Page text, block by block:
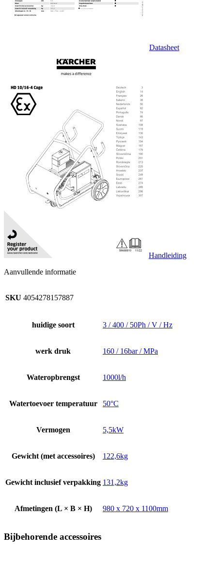
Datasheet
Handleiding
Aanvullende informatie
SKU 4054278157887
huidige soort 3 / 400 / 50Ph / V / Hz
werk druk 160 / 16bar / MPa
Wateropbrengst 1000l/h
Watertoevoer temperatuur 50°C
Vermogen 5,5kW
Gewicht (met accessoires) 122,6kg
Gewicht inclusief verpakking 131,2kg
Afmetingen (L × B × H) 980 x 720 x 1100mm
Bijbehorende accessoires